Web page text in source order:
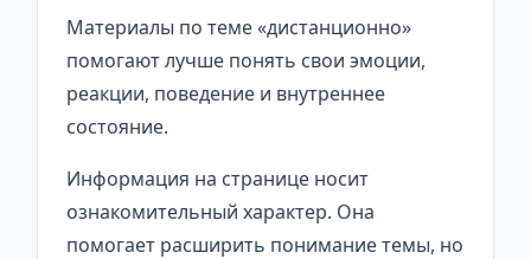
Материалы по теме «дистанционно»
помогают лучше понять свои эмоции,
реакции, поведение и внутреннее
состояние.
Информация на странице носит
ознакомительный характер. Она
помогает расширить понимание темы, но